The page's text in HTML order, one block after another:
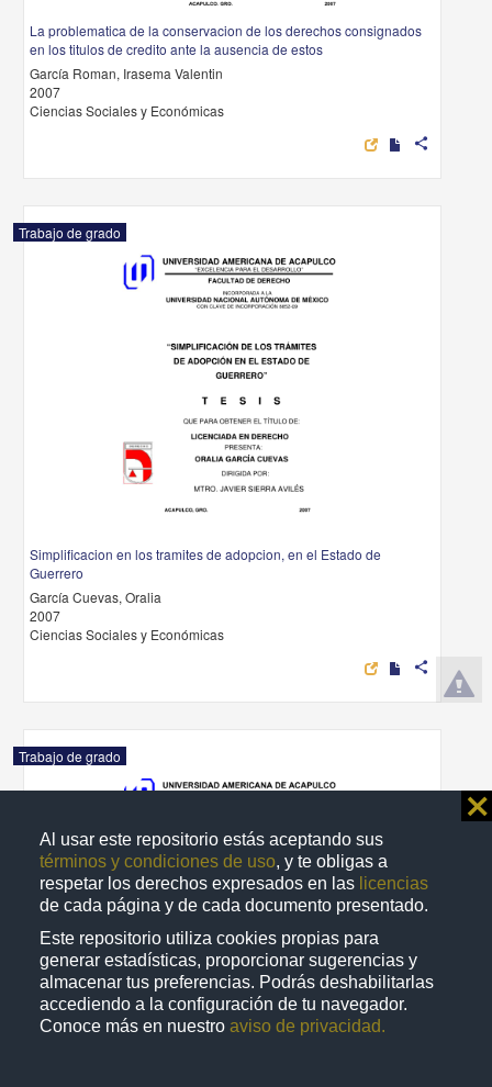
Al usar este repositorio estás aceptando sus
términos y condiciones de uso, y te obligas a
respetar los derechos expresados en las licencias
de cada página y de cada documento presentado.
Este repositorio utiliza cookies propias para
generar estadísticas, proporcionar sugerencias y
almacenar tus preferencias. Podrás deshabilitarlas
accediendo a la configuración de tu navegador.
Conoce más en nuestro aviso de privacidad.
⨯
La problematica de la conservacion de los derechos consignados
en los titulos de credito ante la ausencia de estos
García Roman, Irasema Valentin
2007
Ciencias Sociales y Económicas
share
Trabajo de grado
Simplificacion en los tramites de adopcion, en el Estado de
Guerrero
García Cuevas, Oralia
2007
Ciencias Sociales y Económicas
share
Trabajo de grado